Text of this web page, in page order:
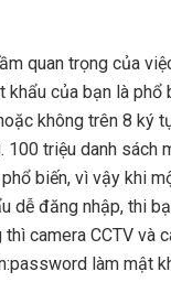
quan trọng của
khẩu của bạn là phổ
không trên 8 ký
100 triệu danh sách
biến, vì vậy khi
dễ đăng nhập, thi
camera CCTV và
làm mật